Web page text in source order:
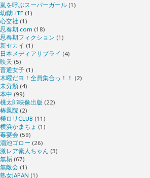
嵐を呼ぶスーパーガール (1)
幼獄LiTE (1)
心交社 (1)
思春期.com (18)
思春期フィクション (1)
新セカイ (1)
日本メディアサプライ (4)
映天 (5)
普通女子 (1)
木曜だヨ！全員集合っ！！ (2)
未分類 (4)
本中 (99)
桃太郎映像出版 (22)
椿鳳院 (2)
極ロリCLUB (11)
横浜かまちょ (1)
毒宴会 (59)
溜池ゴロー (26)
激レア素人ちゃん (3)
無垢 (67)
無敵会 (1)
熟女JAPAN (1)